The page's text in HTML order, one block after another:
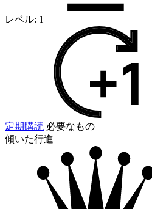
レベル: 1
定期購読 必要なもの
傾いた行進